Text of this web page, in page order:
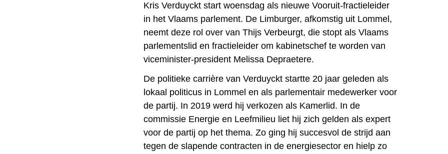
Kris Verduyckt start woensdag als nieuwe Vooruit-fractieleider
in het Vlaams parlement. De Limburger, afkomstig uit Lommel,
neemt deze rol over van Thijs Verbeurgt, die stopt als Vlaams
parlementslid en fractieleider om kabinetschef te worden van
viceminister-president Melissa Depraetere.
De politieke carrière van Verduyckt startte 20 jaar geleden als
lokaal politicus in Lommel en als parlementair medewerker voor
de partij. In 2019 werd hij verkozen als Kamerlid. In de
commissie Energie en Leefmilieu liet hij zich gelden als expert
voor de partij op het thema. Zo ging hij succesvol de strijd aan
tegen de slapende contracten in de energiesector en hielp zo